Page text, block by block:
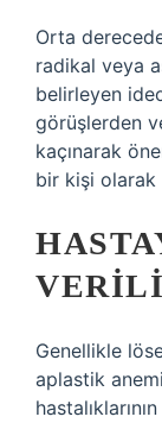
Orta
radikal veya
belirleyen
görüşlerden
kaçınarak
bir kişi olarak
Genellikle
aplastik